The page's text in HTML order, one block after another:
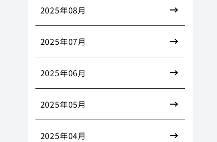
2025年08月
2025年07月
2025年06月
2025年05月
2025年04月